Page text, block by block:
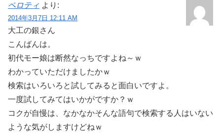
ペロティ より:
2014年3月7日 12:11 AM
大工の銀さん
こんばんは。
初代モー娘は断然なっちですよね～ｗ
わかっていただけましたかｗ
検索はいろいろと試してみると面白いですよ。
一度試してみてはいかがですか？ｗ
コクが自慢は、なかなかそんな語句で検索する人はいない
ような気がしますけどねｗ